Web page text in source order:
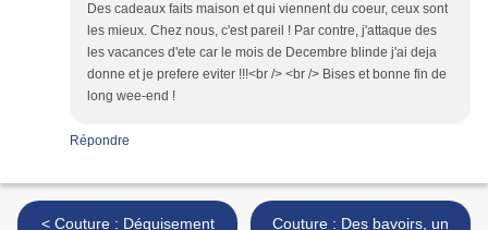
Des cadeaux faits maison et qui viennent du coeur, ceux sont
les mieux. Chez nous, c'est pareil ! Par contre, j'attaque des
les vacances d'ete car le mois de Decembre blinde j'ai deja
donne et je prefere eviter !!!<br /> <br /> Bises et bonne fin de
long wee-end !
Répondre
< Couture : Déguisement
Couture : Des bavoirs, un